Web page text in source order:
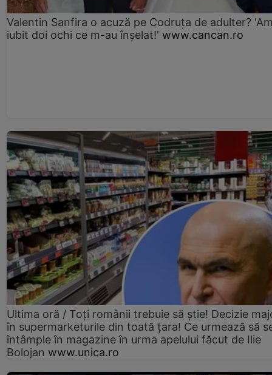
Valentin Sanfira o acuză pe Codruța de adulter?
iubit doi ochi ce m-au înșelat!' www.cancan.ro
Ultima oră / Toți românii trebuie să știe! Decizie
în supermarketurile din toată țara! Ce urmează să
întâmple în magazine în urma apelului făcut de Ilie
Bolojan www.unica.ro